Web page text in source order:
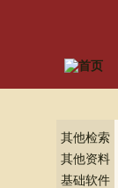
其他检索
其他资料
基础软件